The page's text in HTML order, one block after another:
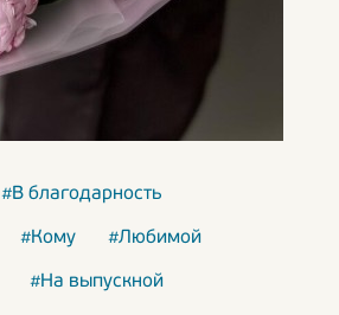
#В благодарность
#Кому #Любимой
#На выпускной